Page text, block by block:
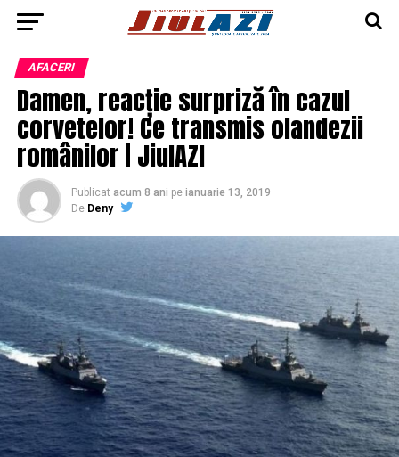
AFACERI
Damen, reacție surpriză în cazul
corvetelor! Ce transmis olandezii
românilor | JiulAZI
Publicat acum 8 ani pe ianuarie 13, 2019
De Deny